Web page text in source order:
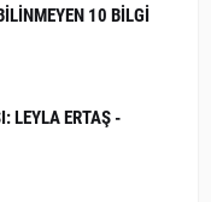
10 BİLGİ
LEYLA ERTAŞ -